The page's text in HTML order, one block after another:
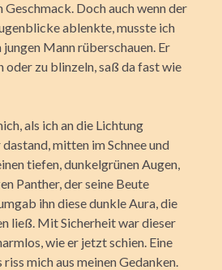
Geschmack. Doch auch wenn der
ablenkte, musste ich
Mann rüberschauen. Er
oder zu blinzeln, saß da fast wie
als ich an die Lichtung
mitten im Schnee und
tiefen, dunkelgrünen Augen,
Panther, der seine Beute
ihn diese dunkle Aura, die
ließ. Mit Sicherheit war dieser
wie er jetzt schien. Eine
mich aus meinen Gedanken.